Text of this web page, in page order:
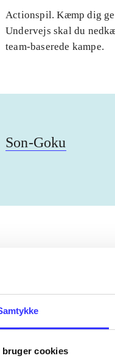
bruger cookies
Actionspil. Kæmp dig
Undervejs skal du
team-baserede kampe.
Son-Goku